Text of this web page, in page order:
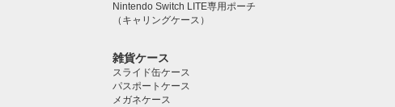
Nintendo Switch LITE専用ポーチ
（キャリングケース）
雑貨ケース
スライド缶ケース
パスポートケース
メガネケース